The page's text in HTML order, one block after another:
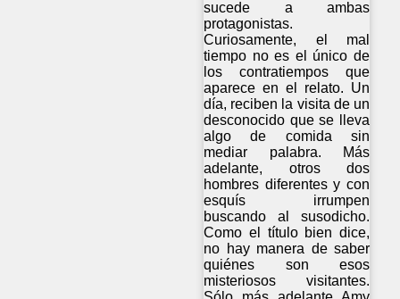
sucede a ambas
protagonistas.
Curiosamente, el mal
tiempo no es el único de
los contratiempos que
aparece en el relato. Un
día, reciben la visita de un
desconocido que se lleva
algo de comida sin
mediar palabra. Más
adelante, otros dos
hombres diferentes y con
esquís irrumpen
buscando al susodicho.
Como el título bien dice,
no hay manera de saber
quiénes son esos
misteriosos visitantes.